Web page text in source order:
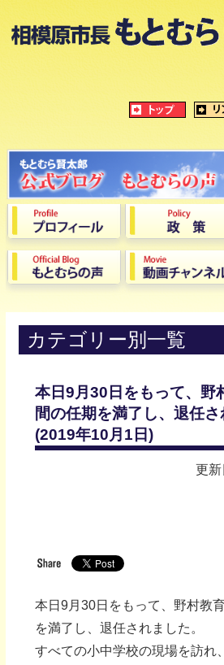
カテゴリー別一覧
本日9月30日をもって、野
間の任期を満了し、退任さ
(2019年10月1日)
更
本日9月30日をもって、野村教
を満了し、退任されました。
すべての小中学校の現場を訪れ